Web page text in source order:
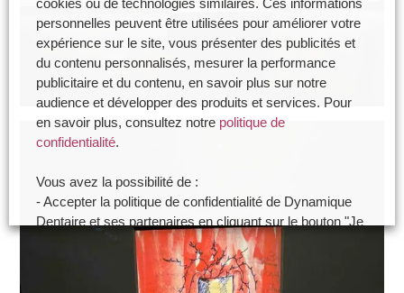
cookies ou de technologies similaires. Ces informations
personnelles peuvent être utilisées pour améliorer votre
expérience sur le site, vous présenter des publicités et
du contenu personnalisés, mesurer la performance
publicitaire et du contenu, en savoir plus sur notre
audience et développer des produits et services. Pour
en savoir plus, consultez notre politique de
confidentialité.
Vous avez la possibilité de :
- Accepter la politique de confidentialité de Dynamique
Dentaire et ses partenaires en cliquant sur le bouton "Je
certifie être un professionnel de santé et accepte la
politique de confidentialité"
- Paramétrer vos choix pour accepter les cookies ou